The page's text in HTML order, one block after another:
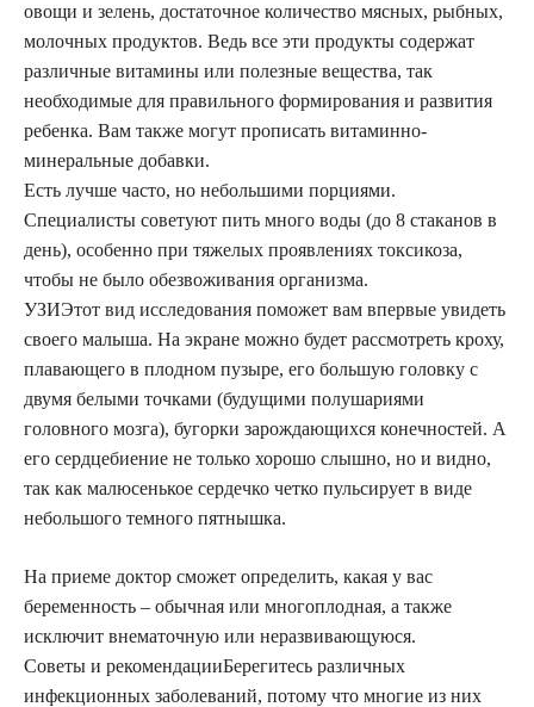
овощи и зелень, достаточное количество мясных, рыбных,
молочных продуктов. Ведь все эти продукты содержат
различные витамины или полезные вещества, так
необходимые для правильного формирования и развития
ребенка. Вам также могут прописать витаминно-
минеральные добавки.
Есть лучше часто, но небольшими порциями.
Специалисты советуют пить много воды (до 8 стаканов в
день), особенно при тяжелых проявлениях токсикоза,
чтобы не было обезвоживания организма.
УЗИЭтот вид исследования поможет вам впервые увидеть
своего малыша. На экране можно будет рассмотреть кроху,
плавающего в плодном пузыре, его большую головку с
двумя белыми точками (будущими полушариями
головного мозга), бугорки зарождающихся конечностей. А
его сердцебиение не только хорошо слышно, но и видно,
так как малюсенькое сердечко четко пульсирует в виде
небольшого темного пятнышка.
На приеме доктор сможет определить, какая у вас
беременность – обычная или многоплодная, а также
исключит внематочную или неразвивающуюся.
Советы и рекомендацииБерегитесь различных
инфекционных заболеваний, потому что многие из них